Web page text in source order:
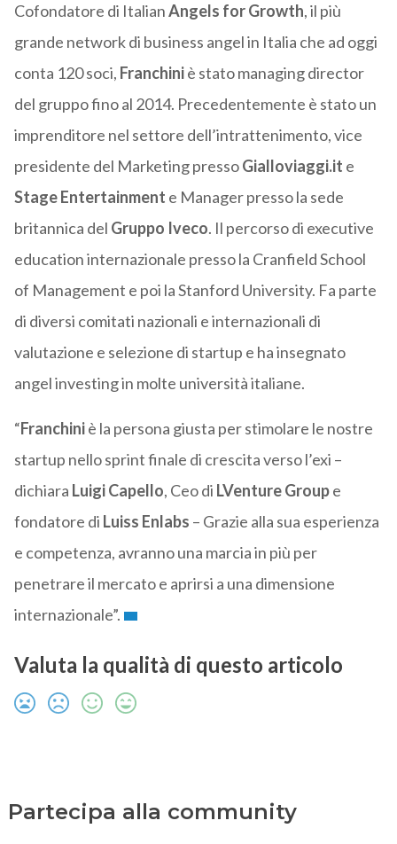
Cofondatore di ItalianAngels for Growth, il più
grande network di business angel in Italia che ad oggi
conta 120 soci, Franchiniè stato managing director
del gruppo fino al 2014. Precedentemente è stato un
imprenditore nel settore dell’intrattenimento, vice
presidente del Marketing pressoGialloviaggi.it e
Stage Entertainment e Manager presso la sede
britannica del Gruppo Iveco. Il percorso di executive
education internazionale presso la Cranfield School
of Management e poi la Stanford University. Fa parte
di diversi comitati nazionali e internazionali di
valutazione e selezione di startup e ha insegnato
angel investing in molte università italiane.
“Franchiniè la persona giusta per stimolare le nostre
startup nello sprint finale di crescita verso l’exi –
dichiara Luigi Capello, Ceo di LVenture Groupe
fondatore di Luiss Enlabs – Grazie alla sua esperienza
e competenza, avranno una marcia in più per
penetrare il mercato e aprirsi a una dimensione
internazionale”.
Valuta la qualità di questo articolo
Partecipa alla community